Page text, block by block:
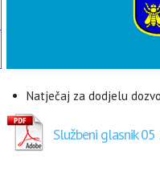
Natječaj za dodjelu
Službeni glasnik